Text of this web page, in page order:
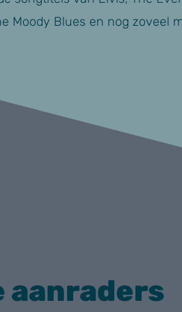
Moody Blues en nog zoveel
aanraders